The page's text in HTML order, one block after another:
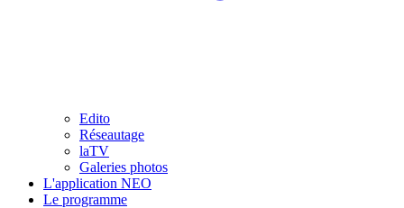
Edito
Réseautage
laTV
Galeries photos
L'application NEO
Le programme